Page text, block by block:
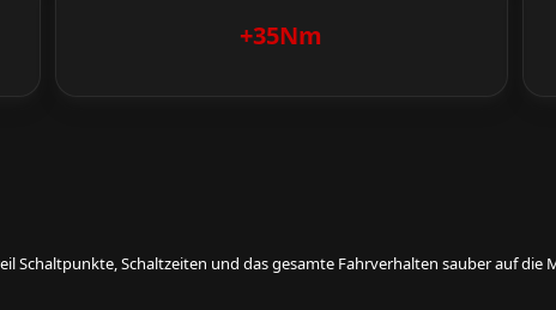
+35Nm
Schaltpunkte, Schaltzeiten und das gesamte Fahrverhalten sauber auf